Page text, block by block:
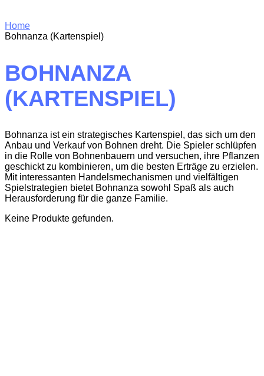
Home
Bohnanza (Kartenspiel)
BOHNANZA
(KARTENSPIEL)
Bohnanza ist ein strategisches Kartenspiel, das sich um den
Anbau und Verkauf von Bohnen dreht. Die Spieler schlüpfen
in die Rolle von Bohnenbauern und versuchen, ihre Pflanzen
geschickt zu kombinieren, um die besten Erträge zu erzielen.
Mit interessanten Handelsmechanismen und vielfältigen
Spielstrategien bietet Bohnanza sowohl Spaß als auch
Herausforderung für die ganze Familie.
Keine Produkte gefunden.